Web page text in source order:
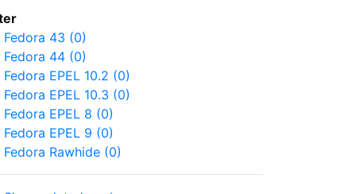
Fedora 43 (0)
Fedora 44 (0)
Fedora EPEL 10.2 (0)
Fedora EPEL 10.3 (0)
Fedora EPEL 8 (0)
Fedora EPEL 9 (0)
Fedora Rawhide (0)